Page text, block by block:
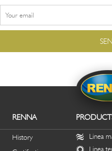
RENNA
History
Linea
Linea